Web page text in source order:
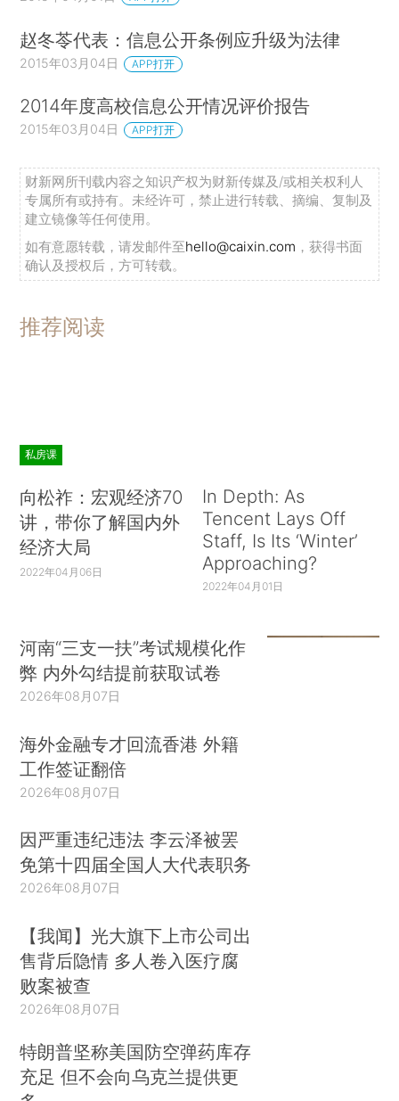
赵冬苓代表：信息公开条例应升级为法律
2015年03月04日 APP打开
2014年度高校信息公开情况评价报告
2015年03月04日 APP打开
财新网所刊载内容之知识产权为财新传媒及/或相关权利人
专属所有或持有。未经许可，禁止进行转载、摘编、复制及
建立镜像等任何使用。
如有意愿转载，请发邮件至hello@caixin.com ，获得书面
确认及授权后，方可转载。
推荐阅读
私房课
向松祚：宏观经济70
讲，带你了解国内外
经济大局
2022年04月06日
In Depth: As
Tencent Lays Off
Staff, Is Its ‘Winter’
Approaching?
2022年04月01日
河南“三支一扶”考试规模化作
弊 内外勾结提前获取试卷
2026年08月07日
海外金融专才回流香港 外籍
工作签证翻倍
2026年08月07日
因严重违纪违法 李云泽被罢
免第十四届全国人大代表职务
2026年08月07日
【我闻】光大旗下上市公司出
售背后隐情 多人卷入医疗腐
败案被查
2026年08月07日
特朗普坚称美国防空弹药库存
充足 但不会向乌克兰提供更